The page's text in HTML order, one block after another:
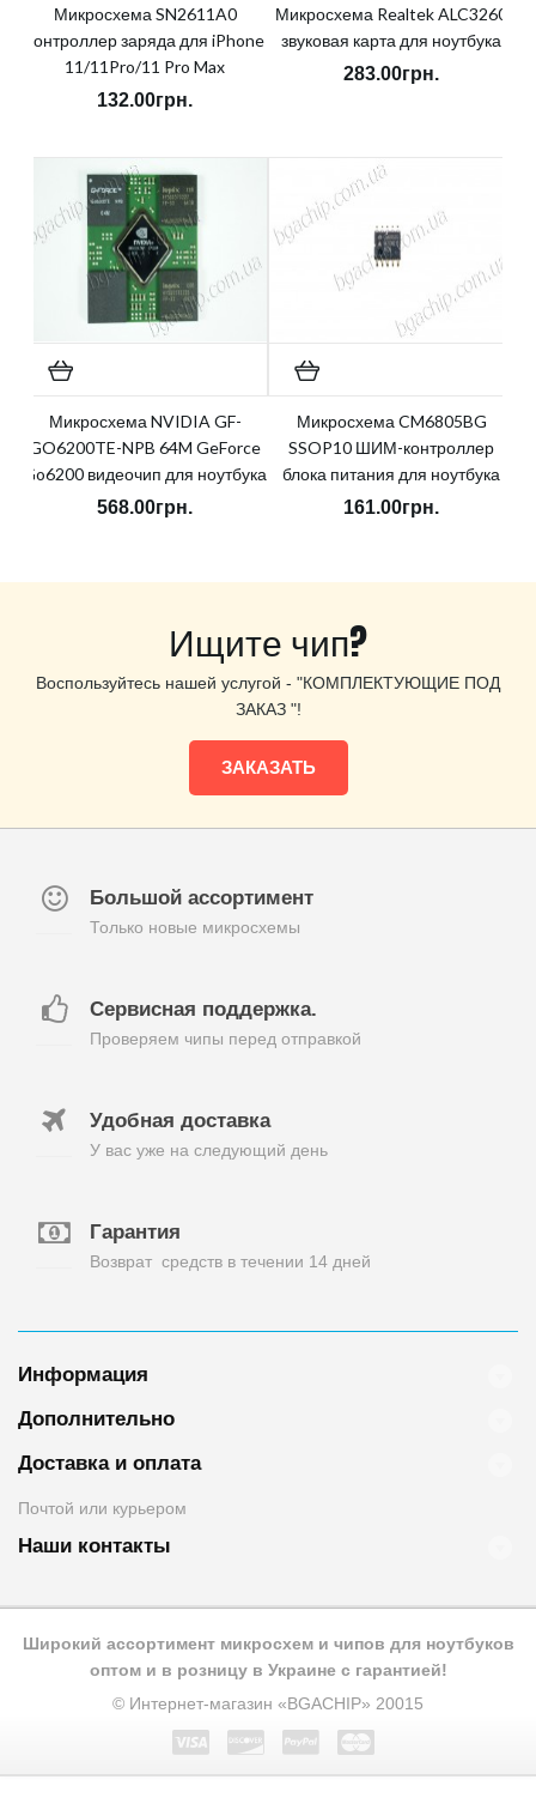
Микросхема SN2611A0
контроллер заряда для iPhone
11/11Pro/11 Pro Max
132.00грн.
Микросхема Realtek ALC3260
звуковая карта для ноутбука
283.00грн.
Микросхема NVIDIA GF-
GO6200TE-NPB 64M GeForce
Go6200 видеочип для ноутбука
568.00грн.
Микросхема CM6805BG
SSOP10 ШИМ-контроллер
блока питания для ноутбука
161.00грн.
Ищите чип?
Воспользуйтесь нашей услугой - "КОМПЛЕКТУЮЩИЕ ПОД
ЗАКАЗ "!
ЗАКАЗАТЬ
Большой ассортимент
Только новые микросхемы
Сервисная поддержка.
Проверяем чипы перед отправкой
Удобная доставка
У вас уже на следующий день
Гарантия
Возврат средств в течении 14 дней
Информация
Дополнительно
Доставка и оплата
Почтой или курьером
Наши контакты
Широкий ассортимент микросхем и чипов для ноутбуков
оптом и в розницу в Украине с гарантией!
© Интернет-магазин «BGACHIP» 20015